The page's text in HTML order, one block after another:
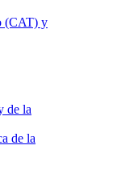
(CAT) y
de la
de la